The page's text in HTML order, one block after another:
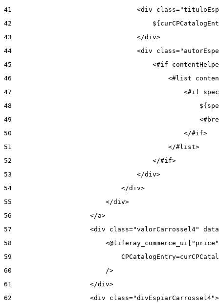
41
<div
42
43
                                </div>
44
<div
45
<#if
46
<#list
47
<#if
48
49
50
                                            </#if>
51
                                        </#list>
52
                                    </#if>
53
                                </div>
54
                            </div>
55
                        </div>
56
                    </a>
57
<div class="valorCarrossel4"
58
59
60
                        />
61
                    </div>
62
<div